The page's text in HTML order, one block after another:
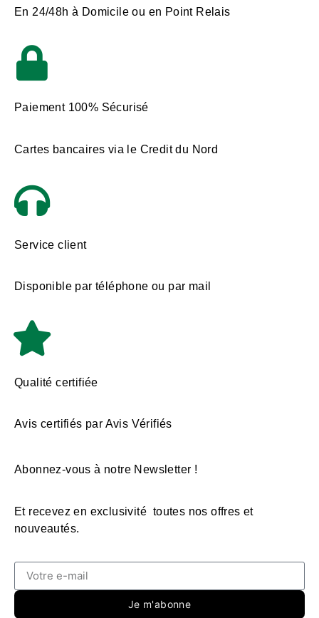
En 24/48h à Domicile ou en Point Relais
Paiement 100% Sécurisé
Cartes bancaires via le Credit du Nord
Service client
Disponible par téléphone ou par mail
Qualité certifiée
Avis certifiés par Avis Vérifiés
Abonnez-vous à notre Newsletter !
Et recevez en exclusivité toutes nos offres et
nouveautés.
Je m'abonne